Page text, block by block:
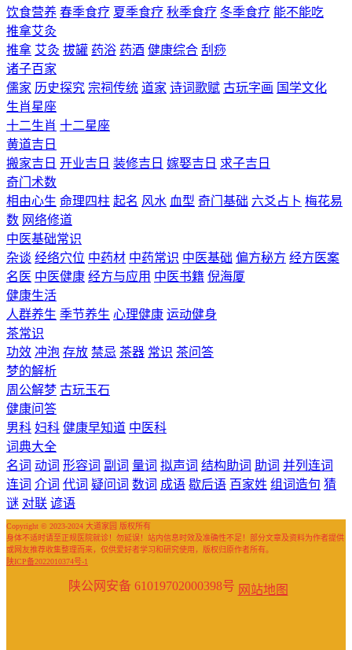
饮食营养 春季食疗 夏季食疗 秋季食疗 冬季食疗 能不能吃
推拿艾灸
推拿 艾灸 拔罐 药浴 药酒 健康综合 刮痧
诸子百家
儒家 历史探究 宗祠传统 道家 诗词歌赋 古玩字画 国学文化
生肖星座
十二生肖 十二星座
黄道吉日
搬家吉日 开业吉日 装修吉日 嫁娶吉日 求子吉日
奇门术数
相由心生 命理四柱 起名 风水 血型 奇门基础 六爻占卜 梅花易
数 网络修道
中医基础常识
杂谈 经络穴位 中药材 中药常识 中医基础 偏方秘方 经方医案
名医 中医健康 经方与应用 中医书籍 倪海厦
健康生活
人群养生 季节养生 心理健康 运动健身
茶常识
功效 冲泡 存放 禁忌 茶器 常识 茶问答
梦的解析
周公解梦 古玩玉石
健康问答
男科 妇科 健康早知道 中医科
词典大全
名词 动词 形容词 副词 量词 拟声词 结构助词 助词 并列连词
连词 介词 代词 疑问词 数词 成语 歇后语 百家姓 组词造句 猜
谜 对联 谚语
Copyright © 2023-2024 大道家园 版权所有
身体不适时请至正规医院就诊！勿延误！站内信息时效及准确性不足！部分文章及资料为作者提供
或网友推荐收集整理而来，仅供爱好者学习和研究使用，版权归原作者所有。
陕ICP备2022010374号-1
陕公网安备 61019702000398号 网站地图